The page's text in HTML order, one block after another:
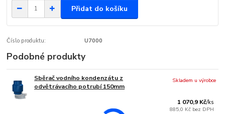
Přidat do košíku
Číslo produktu: U7000
Podobné produkty
Sběrač vodního kondenzátu z
odvětrávacího potrubí 150mm
1 070,9 Kč/ks
885,0 Kč bez DPH
Skladem u výrobce